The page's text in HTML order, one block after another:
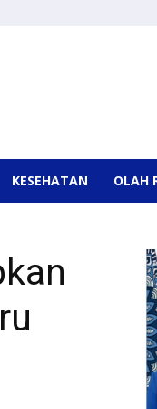
KESEHATAN OLAH